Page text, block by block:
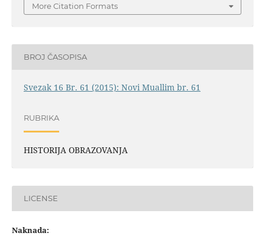
More Citation Formats
BROJ ČASOPISA
Svezak 16 Br. 61 (2015): Novi Muallim br. 61
RUBRIKA
HISTORIJA OBRAZOVANJA
LICENSE
Naknada: